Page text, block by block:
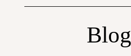
Blog